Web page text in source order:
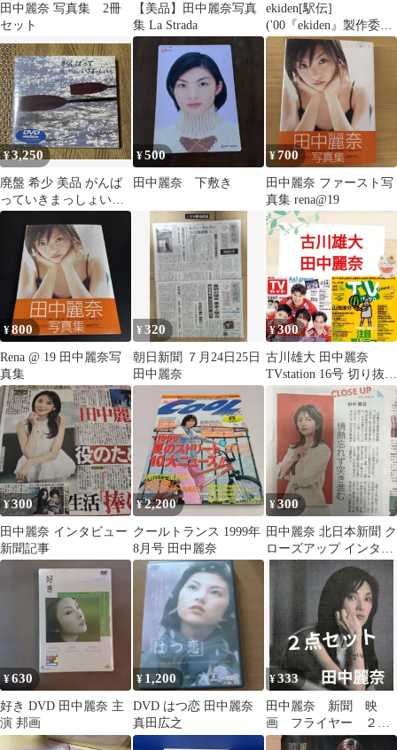
田中麗奈 写真集 2冊
セット
【美品】田中麗奈写真
集 La Strada
ekiden[駅伝]
('00『ekiden』製作委員
会) M7
¥3,250
廃盤 希少 美品 がんば
っていきまっしょい
DVD 邦画 磯村一路監
督 田中麗奈
¥500
田中麗奈 下敷き
¥700
田中麗奈 ファースト写
真集 rena@19
¥800
Rena @ 19 田中麗奈写
真集
¥320
朝日新聞 ７月24日25日
田中麗奈
¥300
古川雄大 田中麗奈
TVstation 16号 切り抜き
②
¥300
田中麗奈 インタビュー
新聞記事
¥2,200
クールトランス 1999年
8月号 田中麗奈
¥300
田中麗奈 北日本新聞 ク
ローズアップ インタビ
ュー 写真 記事 コレク
¥630
好き DVD 田中麗奈 主
演 邦画
¥ 1,200
DVD はつ恋 田中麗奈
真田広之
¥333
田中麗奈 新聞 映
画 フライヤー ２点
セット